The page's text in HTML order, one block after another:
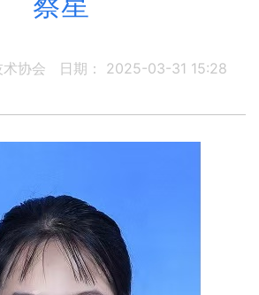
协会
日期： 2025-03-31 15:28